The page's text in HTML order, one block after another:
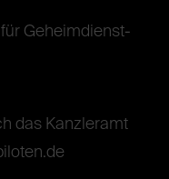
für Geheimdienst-
das Kanzleramt